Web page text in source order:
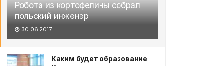
Робота из кортофелины собрал
польский инженер
30.06.2017
Каким будет образование